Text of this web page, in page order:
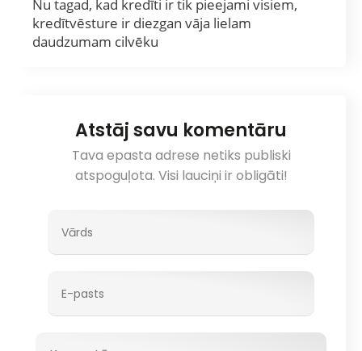
Nu tagad, kad kredīti ir tik pieejami visiem,
kredītvēsture ir diezgan vāja lielam
daudzumam cilvēku
Atstāj savu komentāru
Tava epasta adrese netiks publiski
atspoguļota. Visi lauciņi ir obligāti!